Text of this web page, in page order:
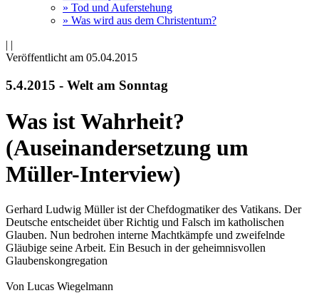
» Tod und Auferstehung
» Was wird aus dem Christentum?
| |
Veröffentlicht am 05­.04.2015
5.4.2015 - Welt am Sonntag
Was ist Wahrheit?
(Auseinandersetzung um
Müller-Interview)
Gerhard Ludwig Müller ist der Chefdogmatiker des Vatikans. Der
Deutsche entscheidet über Richtig und Falsch im katholischen
Glauben. Nun bedrohen interne Machtkämpfe und zweifelnde
Gläubige seine Arbeit. Ein Besuch in der geheimnisvollen
Glaubenskongregation
Von Lucas Wiegelmann